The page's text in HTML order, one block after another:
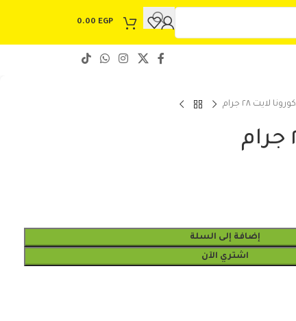
0.00 EGP
كورونا لايت ٢٨ جرام
إضافة إلى السلة
اشتري الآن